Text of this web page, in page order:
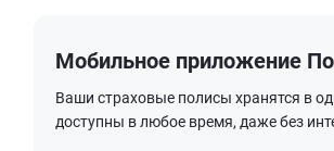
Мобильное приложение
Ваши страховые полисы хранятся в
доступны в любое время, даже без